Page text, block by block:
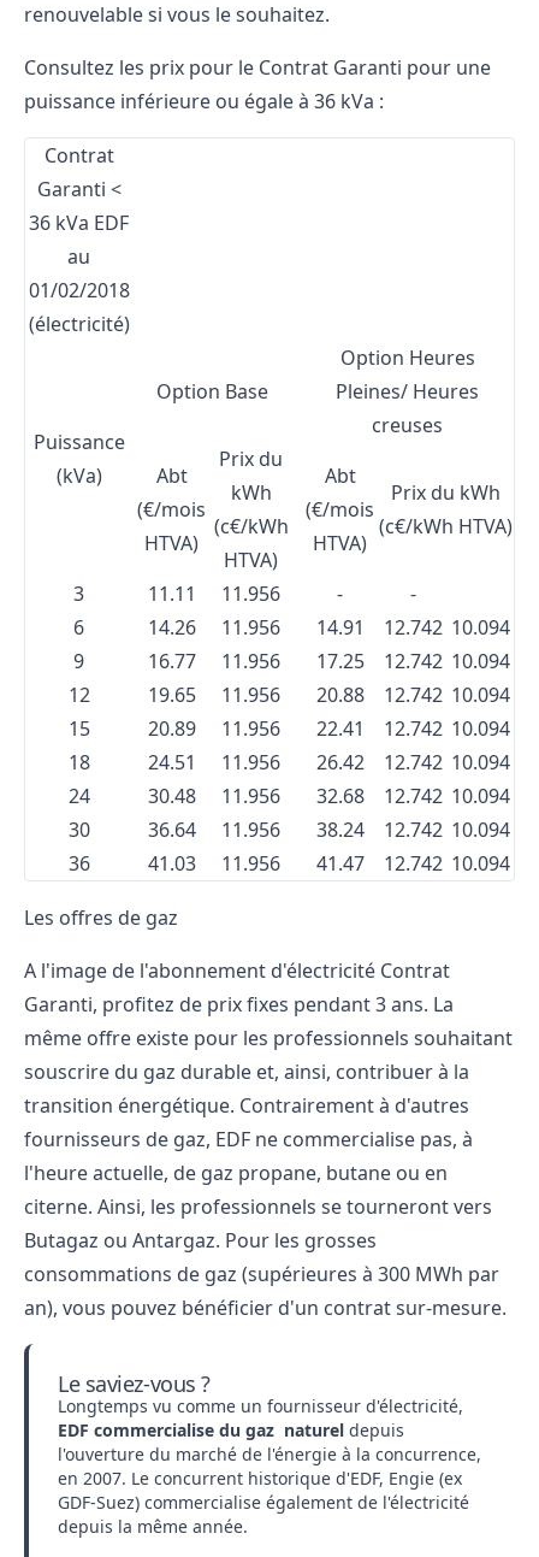
renouvelable si vous le souhaitez.
Consultez les prix pour le Contrat Garanti pour une
puissance inférieure ou égale à 36 kVa :
Contrat
Garanti <
36 kVa EDF
au
01/02/2018
(électricité)
Puissance
(kVa)
Option Base
Option Heures
Pleines/ Heures
creuses
Abt
(€/mois
HTVA)
Prix du
kWh
(c€/kWh
HTVA)
Abt
(€/mois
HTVA)
Prix du kWh
(c€/kWh HTVA)
3 11.11 11.956 -
-
6
14.26 11.956 14.91 12.742 10.094
9
16.77 11.956 17.25 12.742 10.094
12
19.65 11.956 20.88 12.742 10.094
15
20.89 11.956 22.41 12.742 10.094
18
24.51 11.956 26.42 12.742 10.094
24
30.48 11.956 32.68 12.742 10.094
30
36.64 11.956 38.24 12.742 10.094
36
41.03 11.956 41.47 12.742 10.094
Les offres de gaz
A l'image de l'abonnement d'électricité Contrat
Garanti, profitez de prix fixes pendant 3 ans. La
même offre existe pour les professionnels souhaitant
souscrire du gaz durable et, ainsi, contribuer à la
transition énergétique. Contrairement à d'autres
fournisseurs de gaz, EDF ne commercialise pas, à
l'heure actuelle, de gaz propane, butane ou en
citerne. Ainsi, les professionnels se tourneront vers
Butagaz ou Antargaz. Pour les grosses
consommations de gaz (supérieures à 300 MWh par
an), vous pouvez bénéficier d'un contrat sur-mesure.
Le saviez-vous ?
Longtemps vu comme un fournisseur d'électricité,
EDF commercialise du gaz naturel depuis
l'ouverture du marché de l'énergie à la concurrence,
en 2007. Le concurrent historique d'EDF, Engie (ex
GDF-Suez) commercialise également de l'électricité
depuis la même année.